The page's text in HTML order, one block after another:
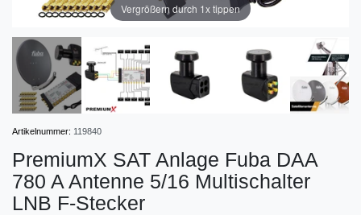
Vergrößern durch 1x tippen
Artikelnummer: 119840
PremiumX SAT Anlage Fuba DAA
780 A Antenne 5/16 Multischalter
LNB F-Stecker